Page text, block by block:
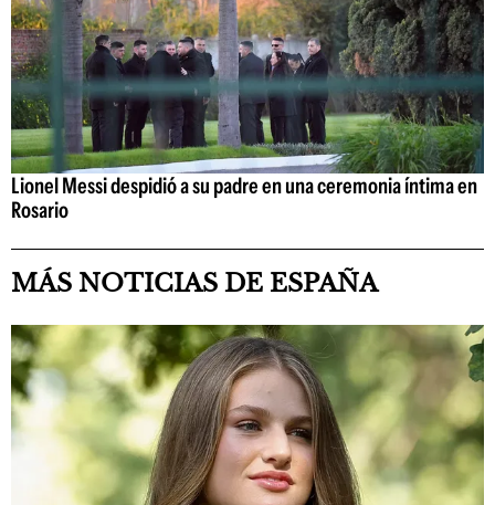
Lionel Messi despidió a su padre en una ceremonia íntima en
Rosario
MÁS NOTICIAS DE ESPAÑA